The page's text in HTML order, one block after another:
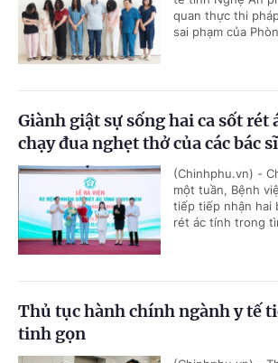
quan thực thi
sai phạm của
Giành giật sự sống hai ca sốt rét
chạy đua nghẹt thở của các bác sĩ
(Chinhphu.vn) -
một tuần, Bệnh
tiếp tiếp nhận hai
rét ác tính trong
Thủ tục hành chính ngành y tế
tinh gọn